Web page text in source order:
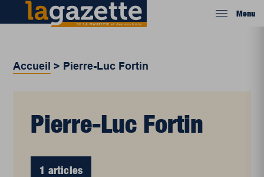
Menu
Accueil > Pierre-Luc Fortin
Pierre-Luc Fortin
1 articles